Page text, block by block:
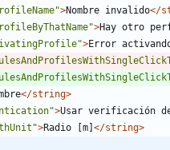
>Nombre invalido</
>Hay otro
>Error
</string>
>Usar verificación
>Radio [m] </string>